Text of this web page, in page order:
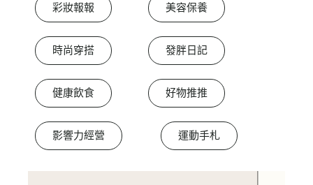
彩妝報報 美容保養
時尚穿搭 發胖日記
健康飲食 好物推推
影響力經營 運動手札